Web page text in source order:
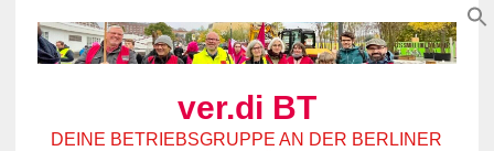
ver.di BT
DEINE BETRIEBSGRUPPE AN DER BERLINER